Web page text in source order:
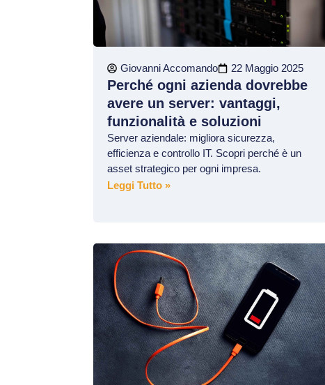
Giovanni Accomando 22 Maggio 2025
Perché ogni azienda dovrebbe
avere un server: vantaggi,
funzionalità e soluzioni
Server aziendale: migliora sicurezza,
efficienza e controllo IT. Scopri perché è un
asset strategico per ogni impresa.
Leggi Tutto »